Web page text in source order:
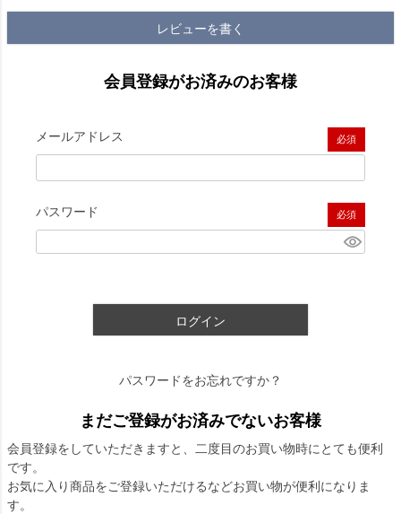
レビューを書く
会員登録がお済みのお客様
メールアドレス
(必須)
パスワード
(必須)
ログイン
パスワードをお忘れですか？
まだご登録がお済みでないお客様
会員登録をしていただきますと、二度目のお買い物時にとても便利
です。
お気に入り商品をご登録いただけるなどお買い物が便利になりま
す。